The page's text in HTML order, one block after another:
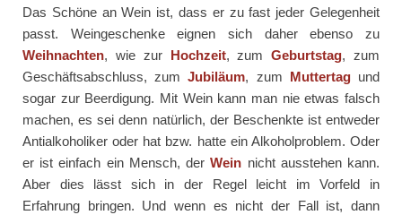
Das Schöne an Wein ist, dass er zu fast jeder Gelegenheit
passt. Weingeschenke eignen sich daher ebenso zu
Weihnachten, wie zur Hochzeit, zumGeburtstag, zum
Geschäftsabschluss, zumJubiläum, zum Muttertagund
sogar zur Beerdigung. Mit Wein kann man nie etwas falsch
machen, es sei denn natürlich, der Beschenkte ist entweder
Antialkoholiker oder hat bzw. hatte ein Alkoholproblem. Oder
er ist einfach ein Mensch, derWein nicht ausstehen kann.
Aber dies lässt sich in der Regel leicht im Vorfeld in
Erfahrung bringen. Und wenn es nicht der Fall ist, dann